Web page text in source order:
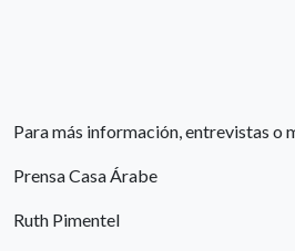
Para más información, entrevistas o
Prensa Casa Árabe
Ruth Pimentel